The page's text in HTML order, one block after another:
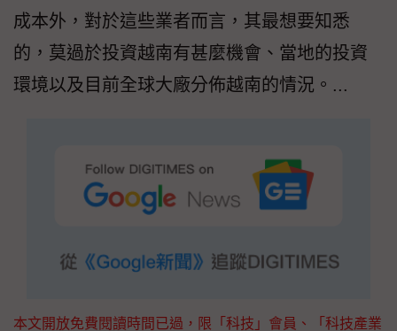
成本外，對於這些業者而言，其最想要知悉
的，莫過於投資越南有甚麼機會、當地的投資
環境以及目前全球大廠分佈越南的情況。...
本文開放免費閱讀時間已過，限「科技」會員、「科技產業